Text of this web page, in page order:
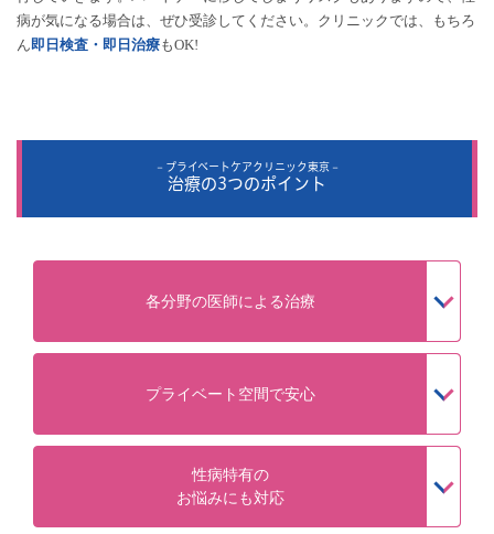
病が気になる場合は、ぜひ受診してください。クリニックでは、もちろ
ん 即日検査・即日治療もOK!
プライベートケアクリニック東京
治療の3つのポイント
各分野の医師による治療
プライベート空間で安心
性病特有の
お悩みにも対応